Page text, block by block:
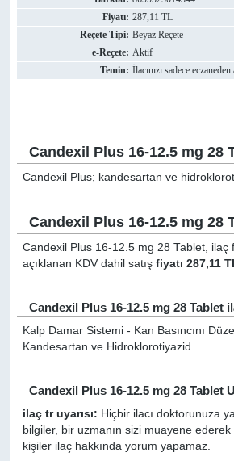
Fiyatı: 287,11 TL
Reçete Tipi: Beyaz Reçete
e-Reçete: Aktif
Temin: İlacınızı sadece eczaneden
Candexil Plus 16-12.5 mg 28
Candexil Plus; kandesartan ve
Candexil Plus 16-12.5 mg 28
Candexil Plus 16-12.5 mg 28 Tablet, ilaç
açıklanan KDV dahil satışfiyatı 287,11
Candexil Plus 16-12.5 mg 28 Tablet
Kalp Damar Sistemi - Kan Basıncını
Kandesartan ve Hidroklorotiyazid
Candexil Plus 16-12.5 mg 28 Tablet
ilaç tr uyarısı: Hiçbir ilacı doktorunuza
bilgiler, bir uzmanın sizi muayene
kişiler ilaç hakkında yorum yapamaz.